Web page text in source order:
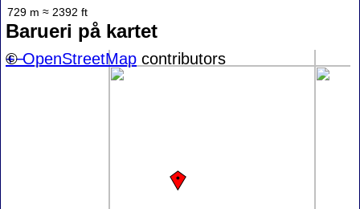
729 m ≈ 2392 ft
Barueri på kartet
+−
©OpenStreetMap contributors